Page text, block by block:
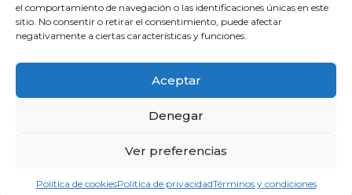
el comportamiento de navegación o las identificaciones únicas en este
sitio. No consentir o retirar el consentimiento, puede afectar
negativamente a ciertas características y funciones.
Aceptar
Denegar
Ver preferencias
Política de cookiesPolítica de privacidadTérminos y condiciones
Proyecto cofinanciado por el Fondo Europeo
Pyme Innova· #EuropaSeSiente